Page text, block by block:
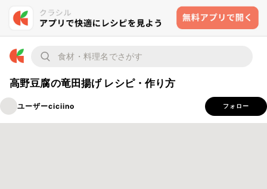
高野豆腐の竜田揚げ レシピ・作り方
ユーザーciciino フォロー